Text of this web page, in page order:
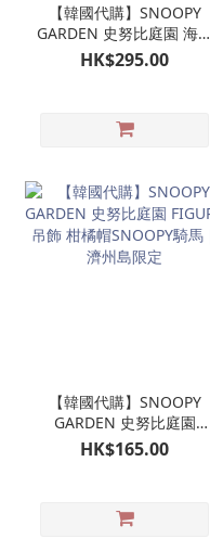
【韓國代購】SNOOPY
GARDEN 史努比庭園 海女
潛水 SNOOPY公仔 娃娃玩
偶｜濟州島限定
HK$295.00
【韓國代購】SNOOPY
GARDEN 史努比庭園
FIGURE吊飾 柑橘帽
SNOOPY騎馬｜濟州島限
HK$165.00